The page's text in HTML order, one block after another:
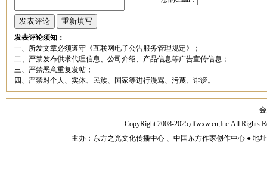
发表评论须知：
一、所发文章必须遵守《互联网电子公告服务管理规定》；
二、严禁发布供求代理信息、公司介绍、产品信息等广告宣传信息；
三、严禁恶意重复发帖；
四、严禁对个人、实体、民族、国家等进行漫骂、污蔑、诽谤。
CopyRight 2008-2025,dfwxw.cn,Inc.All Rights
主办：东方之光文化传播中心 、中国东方作家创作中心 ● 地